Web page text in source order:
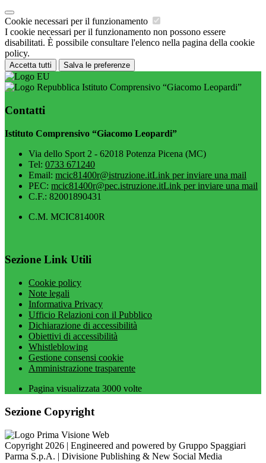
Cookie necessari per il funzionamento
I cookie necessari per il funzionamento non possono essere
disabilitati. È possibile consultare l'elenco nella pagina della cookie
policy.
Accetta tutti Salva le preferenze
Istituto Comprensivo “Giacomo Leopardi”
Contatti
Istituto Comprensivo “Giacomo Leopardi”
Via dello Sport 2 - 62018 Potenza Picena (MC)
Tel: 0733 671240
Email: mcic81400r@istruzione.itLink per inviare una mail
PEC: mcic81400r@pec.istruzione.itLink per inviare una mail
C.F.: 82001890431
C.M. MCIC81400R
Sezione Link Utili
Cookie policy
Note legali
Informativa Privacy
Ufficio Relazioni con il Pubblico
Dichiarazione di accessibilità
Obiettivi di accessibilità
Whistleblowing
Gestione consensi cookie
Amministrazione trasparente
Pagina visualizzata 3000 volte
Sezione Copyright
Copyright 2026 | Engineered and powered by Gruppo Spaggiari
Parma S.p.A. | Divisione Publishing & New Social Media